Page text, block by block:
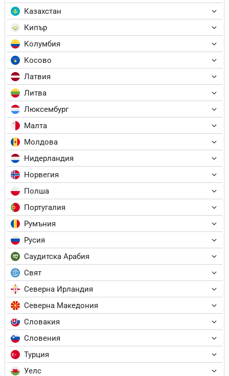
Казахстан
Кипър
Колумбия
Косово
Латвия
Литва
Люксембург
Малта
Молдова
Нидерландия
Норвегия
Полша
Португалия
Румъния
Русия
Саудитска Арабия
Свят
Северна Ирландия
Северна Македония
Словакия
Словения
Турция
Уелс